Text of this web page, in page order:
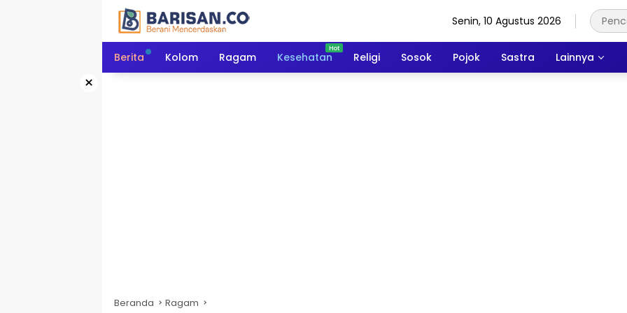
Senin, 10 Agustus 2026
Berita Kolom Ragam Kesehatan Religi Sosok Pojok Sastra Lainnya
×
Beranda Ragam